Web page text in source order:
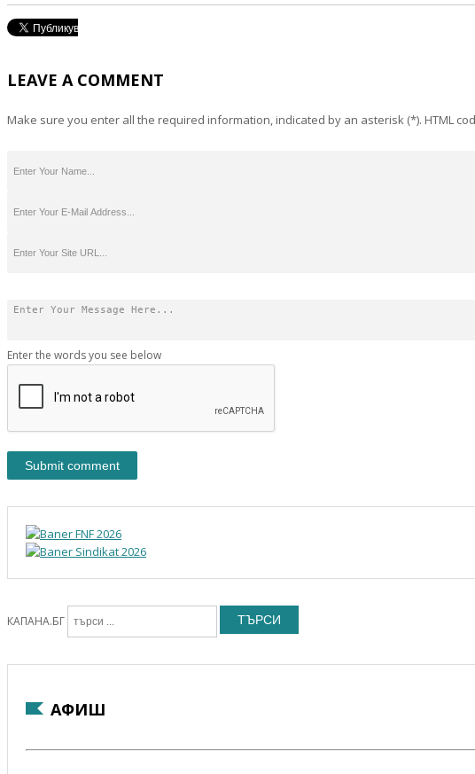
LEAVE A COMMENT
Make sure you enter all the required information, indicated by an asterisk (*). HTML
Enter the words you see below
КАПАНА.БГ ТЪРСИ
АФИШ